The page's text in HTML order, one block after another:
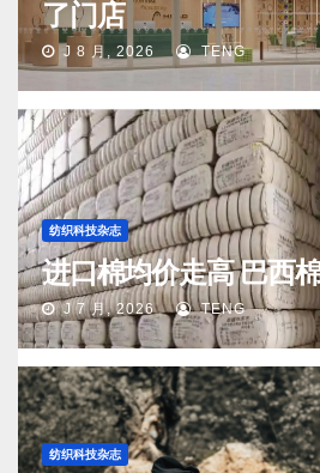
了门店
J 8 月, 2026 TENG
纺织科技杂志
进口棉均价走高 巴西
J 7 月, 2026 TENG
纺织科技杂志